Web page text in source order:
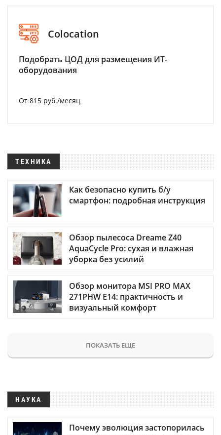
Colocation
Подобрать ЦОД для размещения ИТ-
оборудования
От 815 руб./месяц
ТЕХНИКА
Как безопасно купить б/у
смартфон: подробная инструкция
Обзор пылесоса Dreame Z40
AquaCycle Pro: сухая и влажная
уборка без усилий
Обзор монитора MSI PRO MAX
271PHW E14: практичность и
визуальный комфорт
ПОКАЗАТЬ ЕЩЕ
НАУКА
Почему эволюция застопорилась